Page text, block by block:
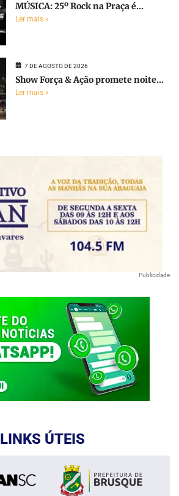
MÚSICA: 25º Rock na Praça é...
Ler mais »
7 DE AGOSTO DE 2026
Show Força & Ação promete noite...
Ler mais »
Publicidade
LINKS ÚTEIS